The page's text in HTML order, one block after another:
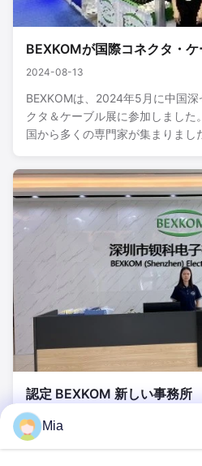
BEXKOMが国際コネクタ・
2024-08-13
BEXKOMは、2024年5月に中国
クタ＆ケーブル展に参加しました
国から多くの専門家が集まりまし
協力協定を締結することができま
ントとの協定は、特別にカスタマ
のでした。イタリアのクライアン
スタマイズされた製品の画像を掲
認定 BEXKOM 新しい事務所
2023-10-08
BEXKOMの新しい販売オフィスで
Mia